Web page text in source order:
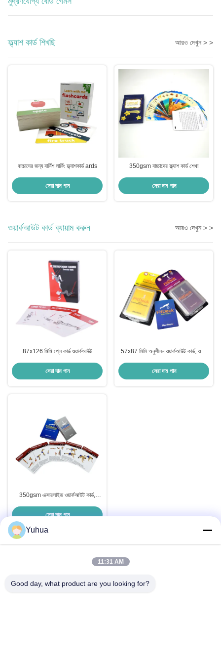
ফ্ল্যাশ কার্ড শিখছি আরও দেখুন > >
বাচ্চাদের জন্য বার্নিশ লার্নিং ফ্ল্যাশকার্ড ards
সেরা দাম পান
350gsm বাচ্চাদের ফ্ল্যাশ কার্ড শেখা
সেরা দাম পান
ওয়ার্কআউট কার্ড ব্যায়াম করুন আরও দেখুন > >
87x126 মিমি প্লে কার্ড ওয়ার্কআউট
সেরা দাম পান
57x87 মিমি অনুশীলন ওয়ার্কআউট কার্ড, ওএম
সেরা দাম পান
350gsm এক্সারসাইজ ওয়ার্কআউট কার্ড,
সেরা দাম পান
Yuhua
11:31 AM
Good day, what product are you looking for?